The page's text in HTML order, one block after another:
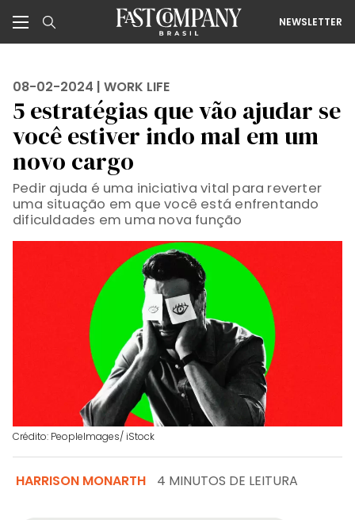
NEWSLETTER
08-02-2024 | WORK LIFE
5 estratégias que vão ajudar se
você estiver indo mal em um
novo cargo
Pedir ajuda é uma iniciativa vital para reverter
uma situação em que você está enfrentando
dificuldades em uma nova função
Crédito: PeopleImages/ iStock
HARRISON MONARTH 4 MINUTOS DE LEITURA